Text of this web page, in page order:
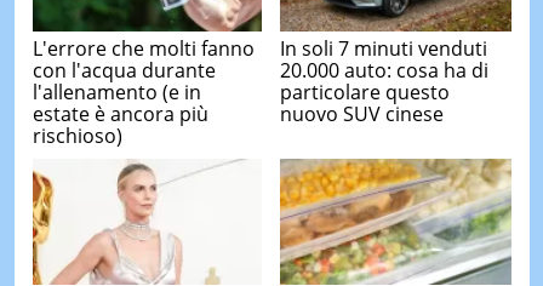
L'errore che molti fanno
con l'acqua durante
l'allenamento (e in
estate è ancora più
rischioso)
In soli 7 minuti venduti
20.000 auto: cosa ha di
particolare questo
nuovo SUV cinese